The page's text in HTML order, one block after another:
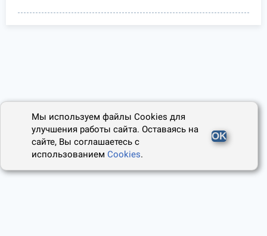
Мы используем файлы Cookies для
улучшения работы сайта. Оставаясь на
сайте, Вы соглашаетесь с
использованиемCookies.
OK